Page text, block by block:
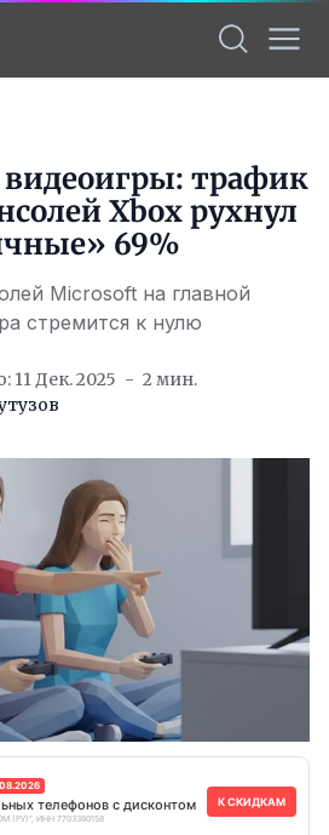
трафик
Xbox рухнул
69%
Microsoft на главной
стремится к нулю
11 Дек. 2025
2 мин.
телефонов с дисконтом
(РУ)", ИНН 7703380158
К СКИДКАМ